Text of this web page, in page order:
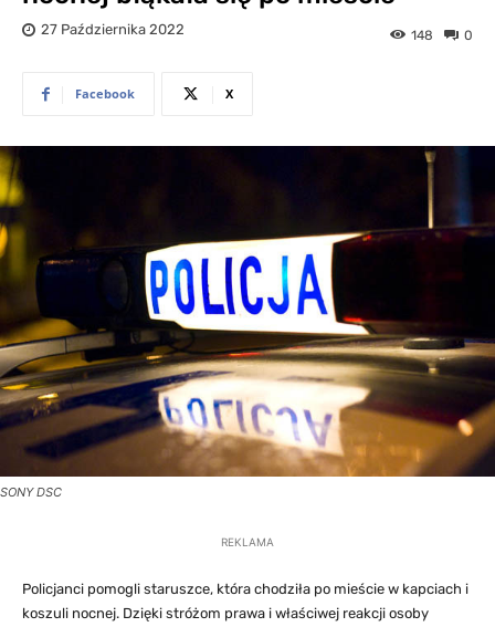
27 Października 2022 0
148
Facebook X
SONY DSC
REKLAMA
Policjanci pomogli staruszce, która chodziła po mieście w kapciach i
koszuli nocnej. Dzięki stróżom prawa i właściwej reakcji osoby